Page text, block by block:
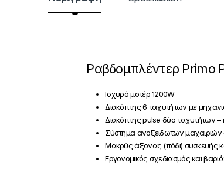
Ραβδομπλέντερ Primo
Ισχυρό μοτέρ 1200W
Διακόπτης 6 ταχυτήτων με
Διακόπτης pulse δύο ταχυτήτων –
Σύστημα ανοξείδωτων μαχαιριών
Μακρύς άξονας (πόδι) συσκευής
Εργονομικός σχεδιασμός και